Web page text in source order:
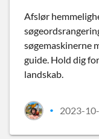
Afslør
søgemaskinerne
guide. Hold dig
landskab.
• 2023-